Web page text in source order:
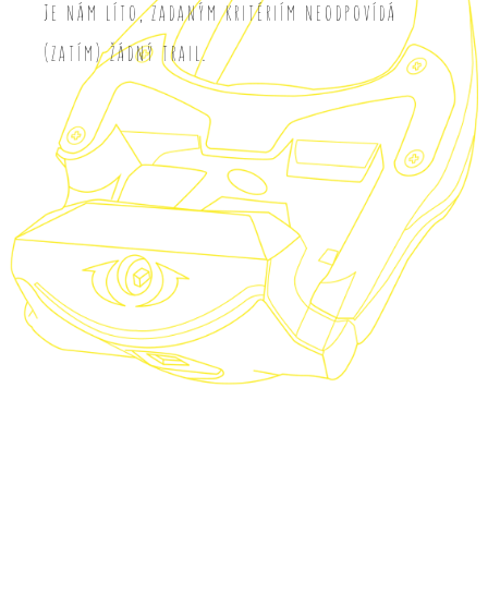
Je nám líto, zadaným kritériím neodpovídá
(zatím) žádný trail.